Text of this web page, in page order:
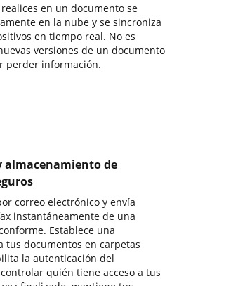
en un documento se
en la nube y se sincroniza
en tiempo real. No es
versiones de un documento
perder información.
almacenamiento de
correo electrónico y envía
instantáneamente de una
Establece una
tus documentos en carpetas
la autenticación del
quién tiene acceso a tus